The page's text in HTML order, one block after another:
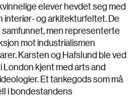
elever hevdet seg med
interiør- og arkitekturfeltet. De
samfunnet, men representerte
mot industrialismen
Karsten og Hafslund ble ved
London kjent med arts and
Et tankegods som må
i bondestandens